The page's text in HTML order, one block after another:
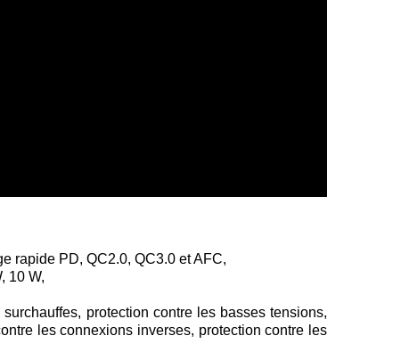
rapide PD, QC2.0, QC3.0 et AFC,
10 W,
protection contre les basses tensions,
les connexions inverses, protection contre les